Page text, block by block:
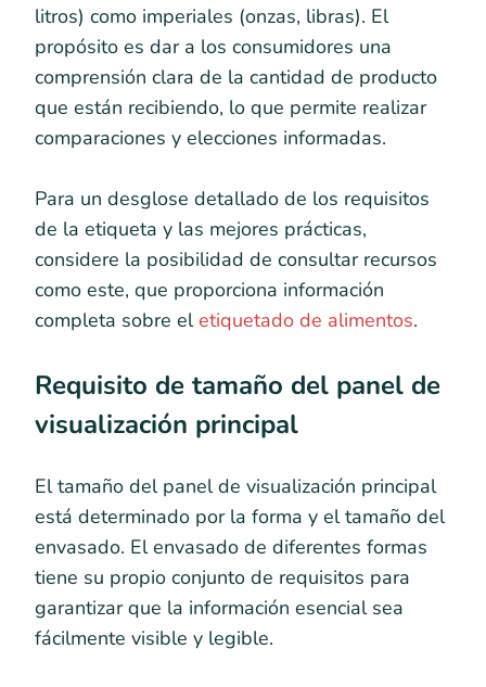
litros) como imperiales (onzas, libras). El
propósito es dar a los consumidores una
comprensión clara de la cantidad de producto
que están recibiendo, lo que permite realizar
comparaciones y elecciones informadas.
Para un desglose detallado de los requisitos
de la etiqueta y las mejores prácticas,
considere la posibilidad de consultar recursos
como este, que proporciona información
completa sobre eletiquetado de alimentos.
Requisito de tamaño del panel de
visualización principal
El tamaño del panel de visualización principal
está determinado por la forma y el tamaño del
envasado. El envasado de diferentes formas
tiene su propio conjunto de requisitos para
garantizar que la información esencial sea
fácilmente visible y legible.